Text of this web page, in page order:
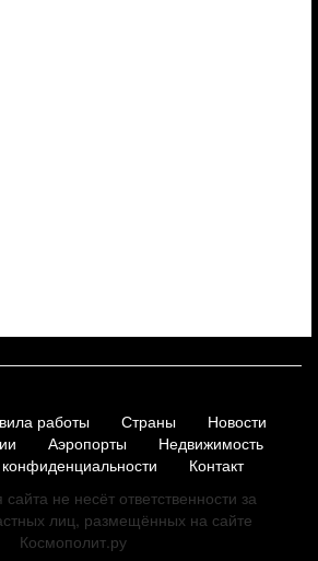
работы Страны
Новости
Аэропорты
Недвижимость
Контакт
не несёт ответственности за
лиц, размещённых на сайте
Космополит.ру